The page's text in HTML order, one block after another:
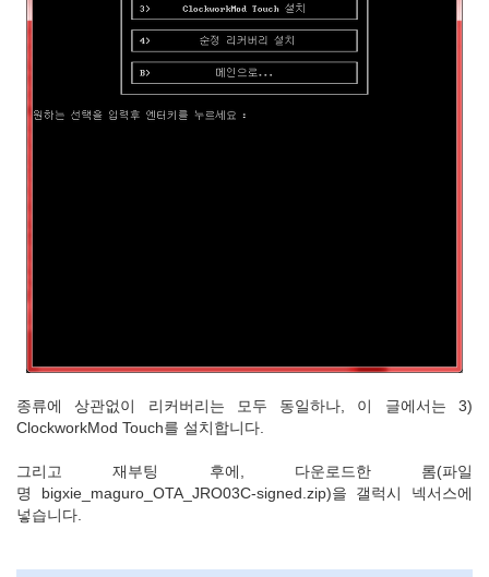
종류에 상관없이 리커버리는 모두 동일하나, 이 글에서는 3)
ClockworkMod Touch를 설치합니다.
그리고 재부팅 후에, 다운로드한 롬(파일
명 bigxie_maguro_OTA_JRO03C-signed.zip)을 갤럭시 넥서스에
넣습니다.